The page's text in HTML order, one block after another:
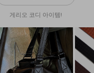
게리오 코디 아이템!